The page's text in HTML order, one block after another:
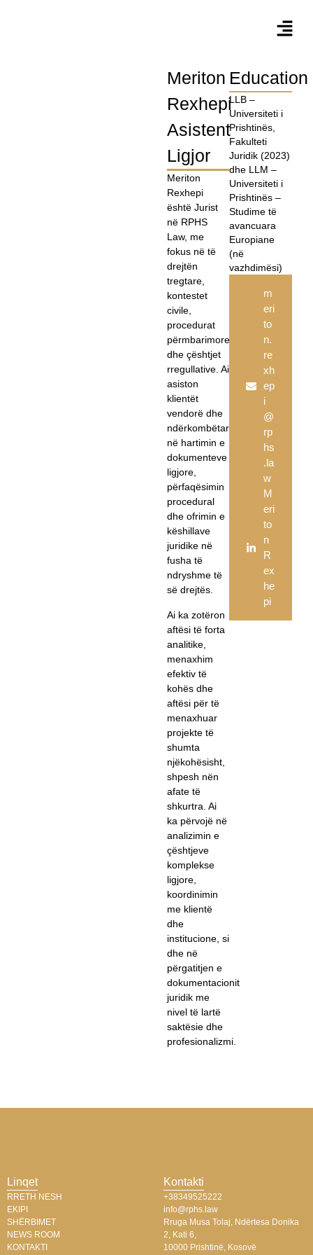
Meriton
Rexhepi
Asistent
Ligjor
Meriton
Rexhepi
është Jurist
në RPHS
Law, me
fokus në të
drejtën
tregtare,
kontestet
civile,
procedurat
përmbarimore
dhe çështjet
rregullative. Ai
asiston
klientët
vendorë dhe
ndërkombëtarë
në hartimin e
dokumenteve
ligjore,
përfaqësimin
procedural
dhe ofrimin e
këshillave
juridike në
fusha të
ndryshme të
së drejtës.
Ai ka zotëron
aftësi të forta
analitike,
menaxhim
efektiv të
kohës dhe
aftësi për të
menaxhuar
projekte të
shumta
njëkohësisht,
shpesh nën
afate të
shkurtra. Ai
ka përvojë në
analizimin e
çështjeve
komplekse
ligjore,
koordinimin
me klientë
dhe
institucione, si
dhe në
përgatitjen e
dokumentacionit
juridik me
nivel të lartë
saktësie dhe
profesionalizmi.
Education
LLB –
Universiteti i
Prishtinës,
Fakulteti
Juridik (2023)
dhe LLM –
Universiteti i
Prishtinës –
Studime të
avancuara
Europiane
(në
vazhdimësi)
m
eri
to
n.
re
xh
ep
i
@
rp
hs
.la
w
M
eri
to
n
R
ex
he
pi
Linqet
RRETH NESH
EKIPI
SHËRBIMET
NEWS ROOM
KONTAKTI
Kontakti
+38349525222
info@rphs.law
Rruga Musa Tolaj, Ndërtesa Donika
2, Kati 6,
10000 Prishtinë, Kosovë